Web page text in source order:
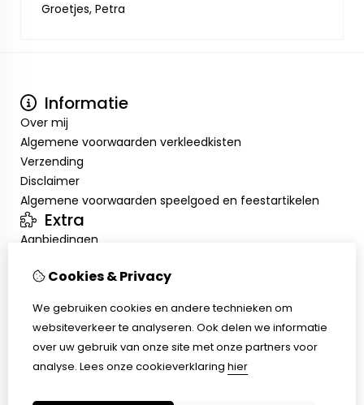
Groetjes, Petra
Informatie
Over mij
Algemene voorwaarden verkleedkisten
Verzending
Disclaimer
Algemene voorwaarden speelgoed en feestartikelen
Extra
Aanbiedingen
Inloggen
Verlanglijst
Klantenservice
Retourneren
Cookies & Privacy
We gebruiken cookies en andere technieken om
websiteverkeer te analyseren. Ook delen we informatie
over uw gebruik van onze site met onze partners voor
analyse. Lees onze cookieverklaring hier